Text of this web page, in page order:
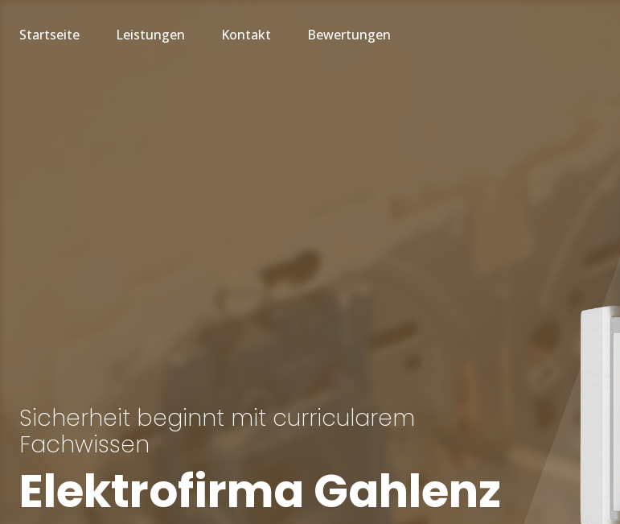
Startseite Leistungen Kontakt Bewertungen
Sicherheit beginnt mit curricularem
Fachwissen
Elektrofirma Gahlenz